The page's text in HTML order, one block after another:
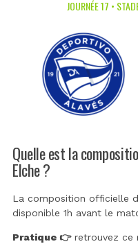
JOURNÉE 17 •
Quelle est la
Elche ?
La composition officielle
disponible 1h avant le
Pratique 👉retrouvez ce